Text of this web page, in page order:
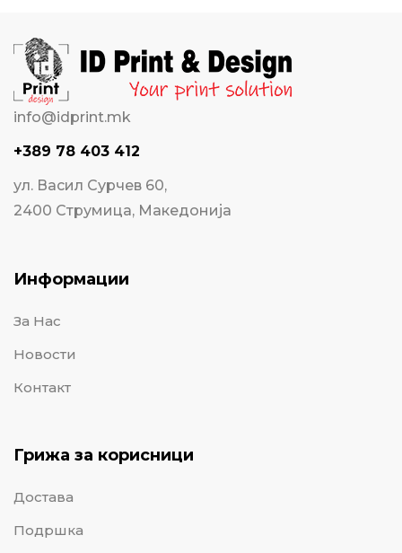
info@idprint.mk
+389 78 403 412
ул. Васил Сурчев 60,
2400 Струмица, Македонија
Информации
За Нас
Новости
Контакт
Грижа за корисници
Достава
Подршка